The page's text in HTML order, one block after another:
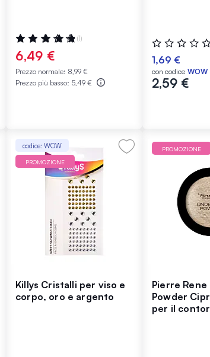
Valutazione:
100%
(1)
6,49 €
Prezzo normale: 8,99 €
Prezzo più basso: 5,49 €
Valutazione:
0%
1,69 €
con codice WOW
2,59 €
codice: WOW
PROMOZIONE
Killys Cristalli per viso e
corpo, oro e argento
PROMOZIONE
Pierre Rene
Powder
per il